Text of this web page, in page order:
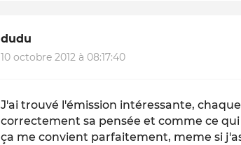
dudu
10 octobre 2012 à 08:17:40
J'ai trouvé l'émission intéressante,
correctement sa pensée et comme ce
ça me convient parfaitement, meme si